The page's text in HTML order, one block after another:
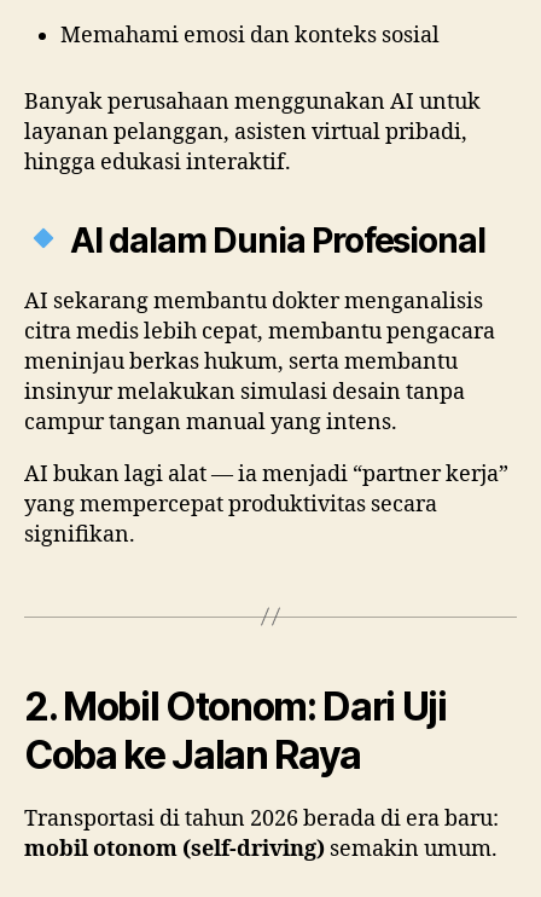
Memahami emosi dan konteks sosial
Banyak perusahaan menggunakan AI untuk
layanan pelanggan, asisten virtual pribadi,
hingga edukasi interaktif.
AI dalam Dunia Profesional
AI sekarang membantu dokter menganalisis
citra medis lebih cepat, membantu pengacara
meninjau berkas hukum, serta membantu
insinyur melakukan simulasi desain tanpa
campur tangan manual yang intens.
AI bukan lagi alat — ia menjadi “partner kerja”
yang mempercepat produktivitas secara
signifikan.
2. Mobil Otonom: Dari Uji
Coba ke Jalan Raya
Transportasi di tahun 2026 berada di era baru:
mobil otonom (self-driving) semakin umum.